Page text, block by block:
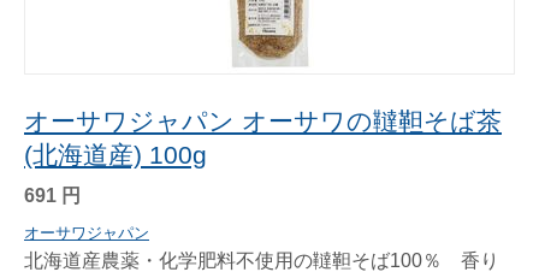
オーサワジャパン オーサワの韃靼そば茶
(北海道産) 100g
691 円
オーサワジャパン
北海道産農薬・化学肥料不使用の韃靼そば100％ 香り